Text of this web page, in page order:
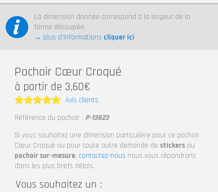
La dimension donnée correspond à la largeur de la
forme découpée.
→ plus d’informations cliquer ici
Pochoir Cœur Croqué
à partir de 3,60€
Note5
Avis clients
Référence du pochoir : P-13623
Si vous souhaitez une dimension particulière pour ce pochoir
Cœur Croqué ou pour toute autre demande de stickers ou
pochoir sur-mesure, contactez-nous nous vous répondrons
dans les plus brefs délais.
Vous souhaitez un :